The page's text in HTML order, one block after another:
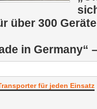
über 300
in Germany“
für jeden Einsatz